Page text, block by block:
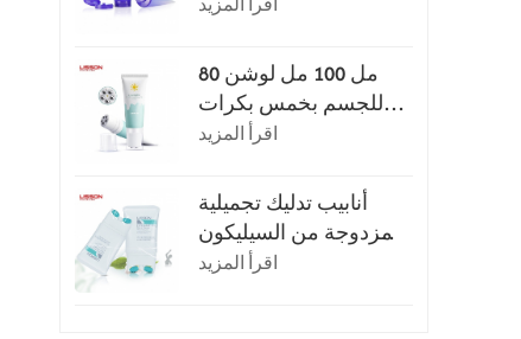
80 مل 100 مل لوشن
للجسم بخمس بكرات
للتدليك
اقرأ المزيد
أنابيب تدليك تجميلية
مزدوجة من السيليكون
سعة 150 ملاقرأ المزيد